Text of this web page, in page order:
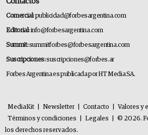
Comercial:publicidad@forbesargentina.com
Editorial:info@forbesargentina.com
Summit:summitforbes@forbesargentina.com
Suscripciones:suscripciones@forbes.ar
Forbes Argentina es publicada por HT Media SA.
MediaKit Newsletter Contacto Valores y
Términos y condiciones
Legales
© 2026.
los derechos reservados.